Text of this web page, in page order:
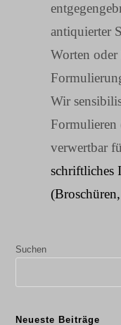
antiquierter
Worten
Wir
Formulieren
verwertbar
schriftliches
Suchen
Neueste Beiträge